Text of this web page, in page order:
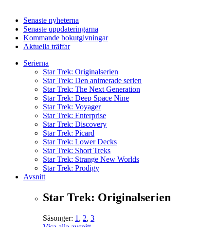
Senaste nyheterna
Senaste uppdateringarna
Kommande bokutgivningar
Aktuella träffar
Serierna
Star Trek: Originalserien
Star Trek: Den animerade serien
Star Trek: The Next Generation
Star Trek: Deep Space Nine
Star Trek: Voyager
Star Trek: Enterprise
Star Trek: Discovery
Star Trek: Picard
Star Trek: Lower Decks
Star Trek: Short Treks
Star Trek: Strange New Worlds
Star Trek: Prodigy
Avsnitt
Star Trek: Originalserien
Säsonger: 1 , 2, 3